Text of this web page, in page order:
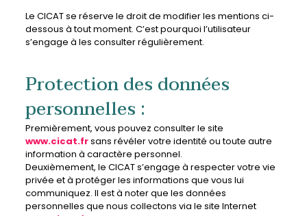
Le CICAT se réserve le droit de modifier les mentions ci-
dessous à tout moment. C’est pourquoi l’utilisateur
s’engage à les consulter régulièrement.
Protection des données
personnelles :
Premièrement, vous pouvez consulter le site
www.cicat.frsans révéler votre identité ou toute autre
information à caractère personnel.
Deuxièmement, le CICAT s’engage à respecter votre vie
privée et à protéger les informations que vous lui
communiquez. Il est à noter que les données
personnelles que nous collectons via le site Internet